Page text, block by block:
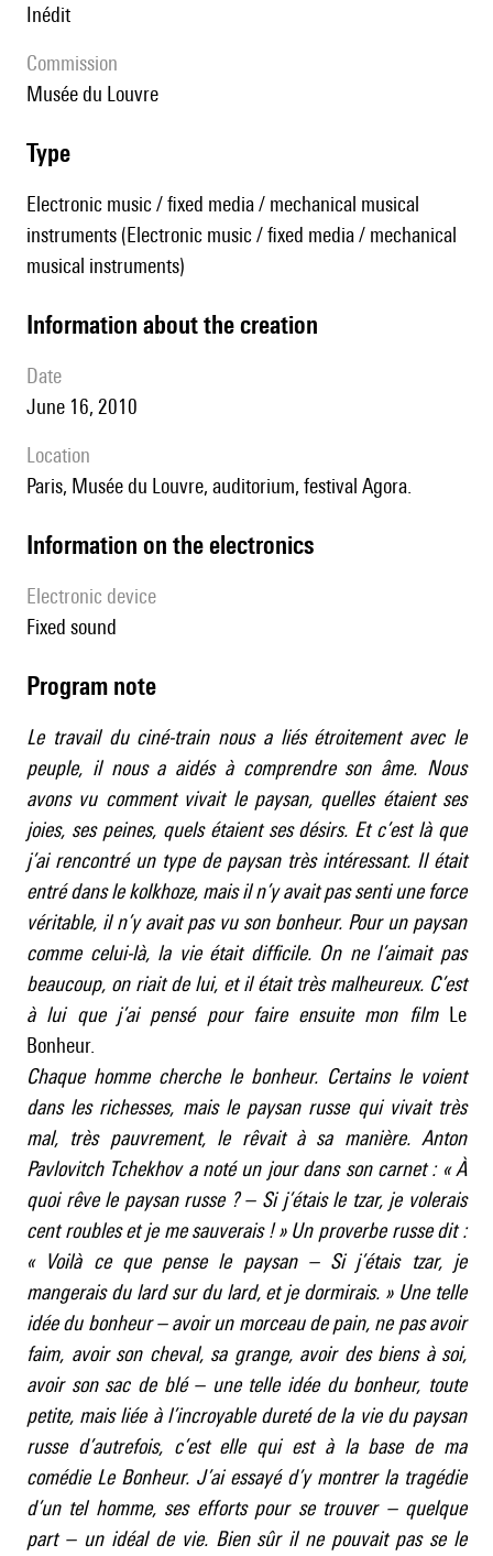
Inédit
Commission
Musée du Louvre
type
Electronic music / fixed media / mechanical musical
instruments (Electronic music / fixed media / mechanical
musical instruments)
information about the creation
date
June 16, 2010
location
Paris, Musée du Louvre, auditorium, festival Agora.
Information on the electronics
Electronic device
fixed sound
Program note
Le travail du ciné-train nous a liés étroitement avec le
peuple, il nous a aidés à comprendre son âme. Nous
avons vu comment vivait le paysan, quelles étaient ses
joies, ses peines, quels étaient ses désirs. Et c’est là que
j’ai rencontré un type de paysan très intéressant. Il était
entré dans le kolkhoze, mais il n’y avait pas senti une force
véritable, il n’y avait pas vu son bonheur. Pour un paysan
comme celui-là, la vie était difficile. On ne l’aimait pas
beaucoup, on riait de lui, et il était très malheureux. C’est
à lui que j’ai pensé pour faire ensuite mon film Le
Bonheur.
Chaque homme cherche le bonheur. Certains le voient
dans les richesses, mais le paysan russe qui vivait très
mal, très pauvrement, le rêvait à sa manière. Anton
Pavlovitch Tchekhov a noté un jour dans son carnet : « À
quoi rêve le paysan russe ? – Si j’étais le tzar, je volerais
cent roubles et je me sauverais ! » Un proverbe russe dit :
« Voilà ce que pense le paysan – Si j’étais tzar, je
mangerais du lard sur du lard, et je dormirais. » Une telle
idée du bonheur – avoir un morceau de pain, ne pas avoir
faim, avoir son cheval, sa grange, avoir des biens à soi,
avoir son sac de blé – une telle idée du bonheur, toute
petite, mais liée à l’incroyable dureté de la vie du paysan
russe d’autrefois, c’est elle qui est à la base de ma
comédie Le Bonheur. J’ai essayé d’y montrer la tragédie
d’un tel homme, ses efforts pour se trouver – quelque
part – un idéal de vie. Bien sûr il ne pouvait pas se le